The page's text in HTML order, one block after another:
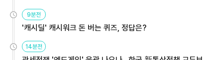
9분전
'캐시딜' 캐시워크 돈 버는 퀴즈, 정답은?
14분전